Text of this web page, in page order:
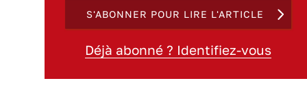
S'ABONNER POUR LIRE L'ARTICLE
Déjà abonné ? Identifiez-vous